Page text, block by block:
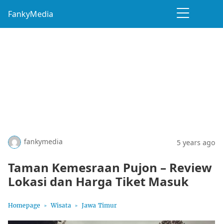
FankyMedia
fankymedia 5 years ago
Taman Kemesraan Pujon – Review
Lokasi dan Harga Tiket Masuk
Homepage Wisata Jawa Timur